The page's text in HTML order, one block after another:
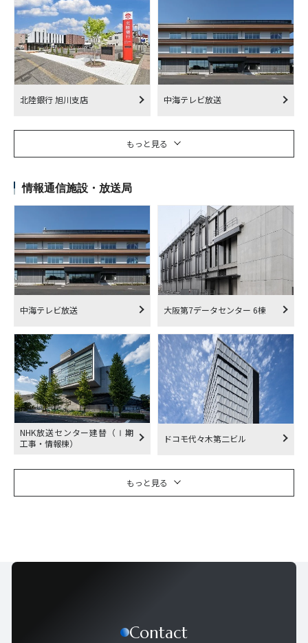
北陸銀行 旭川支店 中海テレビ放送
もっと見る
情報通信施設・放送局
中海テレビ放送 大阪第7データセンター 6棟
NHK放送センター建替（Ⅰ期
工事・情報棟）
ドコモ代々木第二ビル
もっと見る
Contact